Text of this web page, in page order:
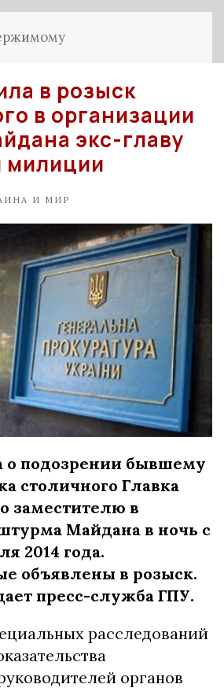
в розыск
в организации
экс-главу
милиции
И МИР
о подозрении бывшему
столичного Главка
заместителю в
Майдана в ночь с
2014 года.
объявлены в розыск.
пресс-служба ГПУ.
расследований
органов